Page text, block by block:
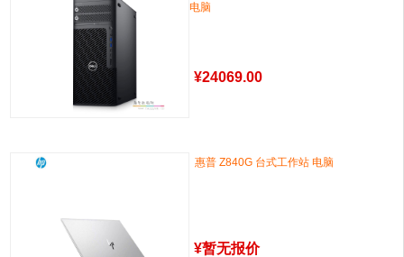
电脑
¥24069.00
惠普 Z840G 台式工作站 电脑
¥暂无报价